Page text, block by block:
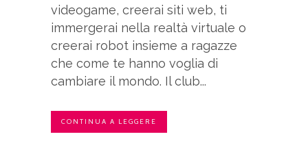
videogame, creerai siti web, ti
immergerai nella realtà virtuale o
creerai robot insieme a ragazze
che come te hanno voglia di
cambiare il mondo. Il club...
CONTINUA A LEGGERE